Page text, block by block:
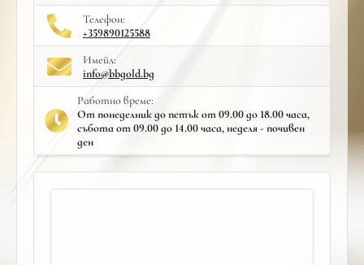
Телефон:
+359890125588
Имейл:
info@bbgold.bg
Работно време:
От понеделник до петък от 09.00 до 18.00 часа,
събота от 09.00 до 14.00 часа, неделя - почивен
ден